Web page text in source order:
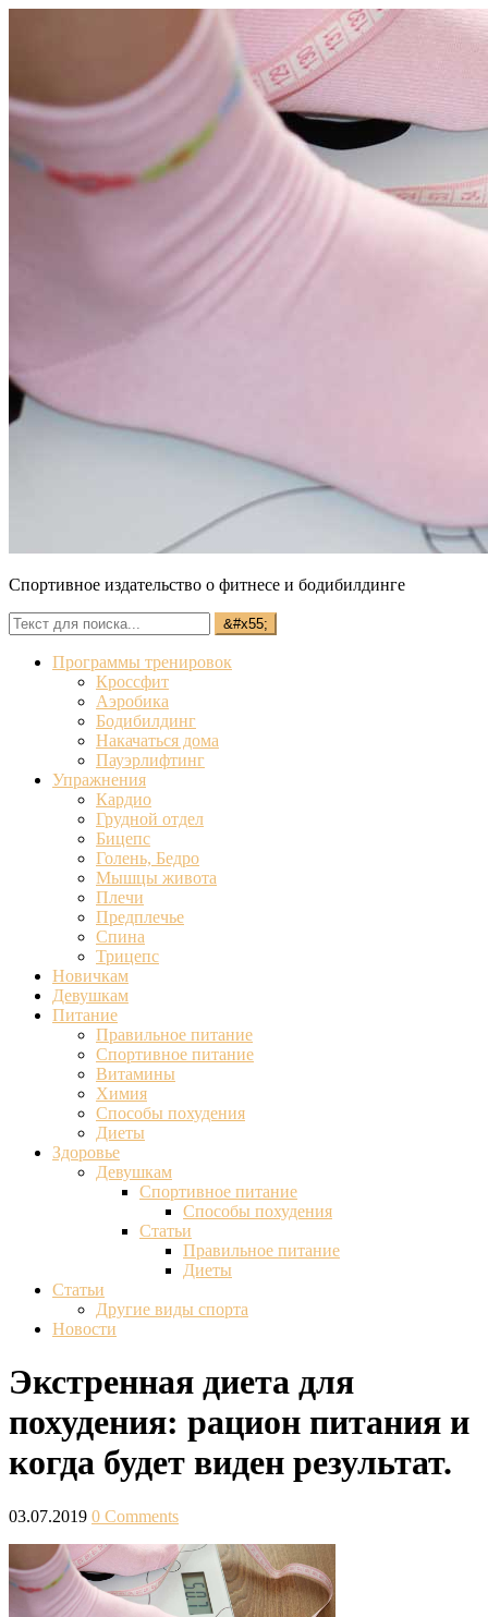
Спортивное издательство о фитнесе и бодибилдинге
Программы тренировок
Кроссфит
Аэробика
Бодибилдинг
Накачаться дома
Пауэрлифтинг
Упражнения
Кардио
Грудной отдел
Бицепс
Голень, Бедро
Мышцы живота
Плечи
Предплечье
Спина
Трицепс
Новичкам
Девушкам
Питание
Правильное питание
Спортивное питание
Витамины
Химия
Способы похудения
Диеты
Здоровье
Девушкам
Спортивное питание
Способы похудения
Статьи
Правильное питание
Диеты
Статьи
Другие виды спорта
Новости
Экстренная диета для
похудения: рацион питания и
когда будет виден результат.
03.07.2019 0 Comments